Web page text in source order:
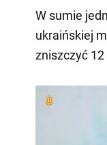
W sumie
ukraińskiej
zniszczyć